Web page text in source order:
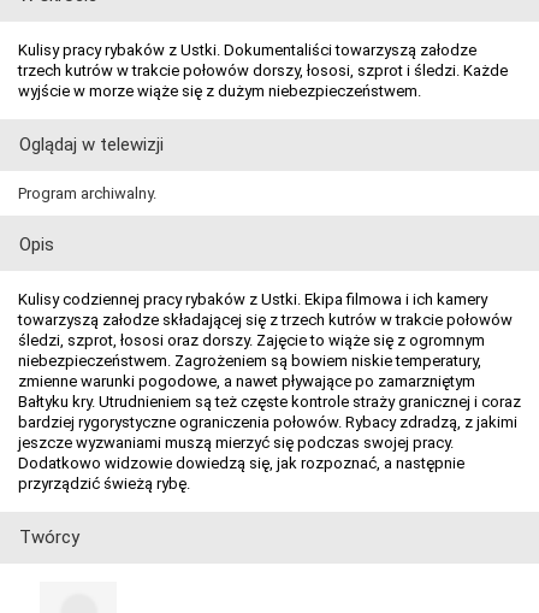
Kulisy pracy rybaków z Ustki. Dokumentaliści towarzyszą załodze
trzech kutrów w trakcie połowów dorszy, łososi, szprot i śledzi. Każde
wyjście w morze wiąże się z dużym niebezpieczeństwem.
Oglądaj w telewizji
Program archiwalny.
Opis
Kulisy codziennej pracy rybaków z Ustki. Ekipa filmowa i ich kamery
towarzyszą załodze składającej się z trzech kutrów w trakcie połowów
śledzi, szprot, łososi oraz dorszy. Zajęcie to wiąże się z ogromnym
niebezpieczeństwem. Zagrożeniem są bowiem niskie temperatury,
zmienne warunki pogodowe, a nawet pływające po zamarzniętym
Bałtyku kry. Utrudnieniem są też częste kontrole straży granicznej i coraz
bardziej rygorystyczne ograniczenia połowów. Rybacy zdradzą, z jakimi
jeszcze wyzwaniami muszą mierzyć się podczas swojej pracy.
Dodatkowo widzowie dowiedzą się, jak rozpoznać, a następnie
przyrządzić świeżą rybę.
Twórcy